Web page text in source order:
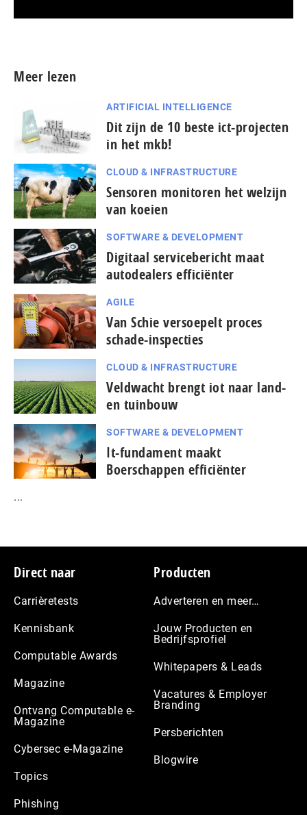
Meer lezen
ARTIFICIAL INTELLIGENCE
Dit zijn de 10 beste ict-projecten
in het mkb!
CLOUD & INFRASTRUCTURE
Sensoren monitoren het welzijn
van koeien
SOFTWARE & DEVELOPMENT
Digitaal servicebericht maat
autodealers efficiënter
AGILE
Van Schie versoepelt proces
schade-inspecties
CLOUD & INFRASTRUCTURE
Veldwacht brengt iot naar land-
en tuinbouw
SOFTWARE & DEVELOPMENT
It-fundament maakt
Boerschappen efficiënter
...
Footer
Direct naar
Carrièretests
Kennisbank
Computable Awards
Magazine
Ontvang Computable e-
Magazine
Cybersec e-Magazine
Topics
Phishing
Producten
Adverteren en meer…
Jouw Producten en
Bedrijfsprofiel
Whitepapers & Leads
Vacatures & Employer
Branding
Persberichten
Blogwire